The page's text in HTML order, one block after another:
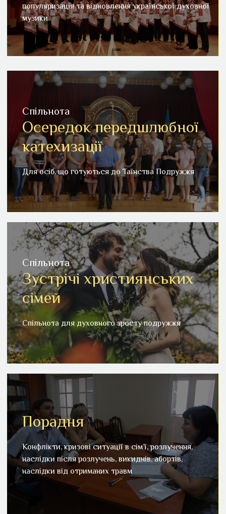
популяризація та відновлення української духовної
музики
музики
Детальніше
Спільнота
Осередок передшлюбної
катехизації
Для осіб, що готуються до Таїнства Подружжя
Осередок передшлюбної катехизації
Для осіб, що готуються до Таїнства Подружжя
Детальніше
Спільнота
Зустрічі християнських
сімей
Спільнота для духовного зросту подружжя
Зустрічі християнських сімей
Спільнота для духовного зросту подружжя
Детальніше
Порадня
Конфлікти, кризові ситуації в сім’ї, розлучення,
наслідки після розлучень, викиднів, абортів,
наслідки від отриманих травм
Порадня
Конфлікти, кризові ситуації в сім’ї, розлучення,
наслідки після розлучень, викиднів, абортів, наслідки
від отриманих травм… чекаємо на Вас!!!
Детальніше